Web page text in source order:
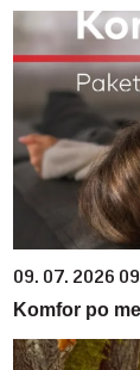
09. 07. 2026
Komfor po